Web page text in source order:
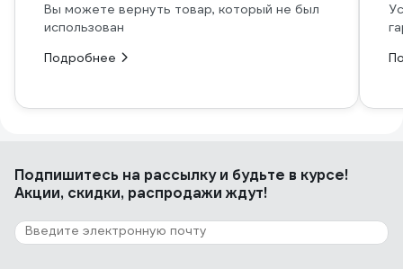
Вы можете вернуть товар, который не был
использован
Подробнее
Подпишитесь на рассылкуи будьте в курсе!
Акции, скидки, распродажи ждут!